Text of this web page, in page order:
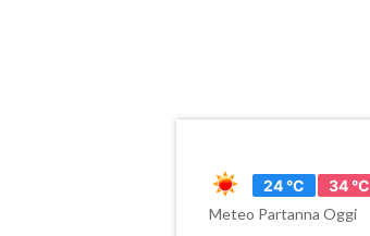
24 °C
34 °C
Meteo Partanna Oggi